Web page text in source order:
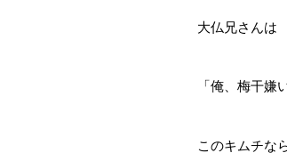
大仏兄さんは
「俺、梅干嫌
このキムチな